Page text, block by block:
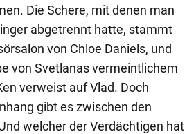
Die Schere, mit denen man
abgetrennt hatte, stammt
von Chloe Daniels, und
von Svetlanas vermeintlichem
verweist auf Vlad. Doch
gibt es zwischen den
welcher der Verdächtigen hat